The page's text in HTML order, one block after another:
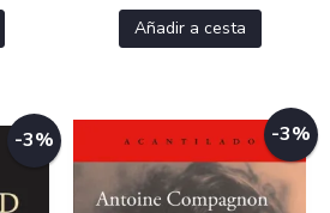
Añadir a cesta
-3% -3%